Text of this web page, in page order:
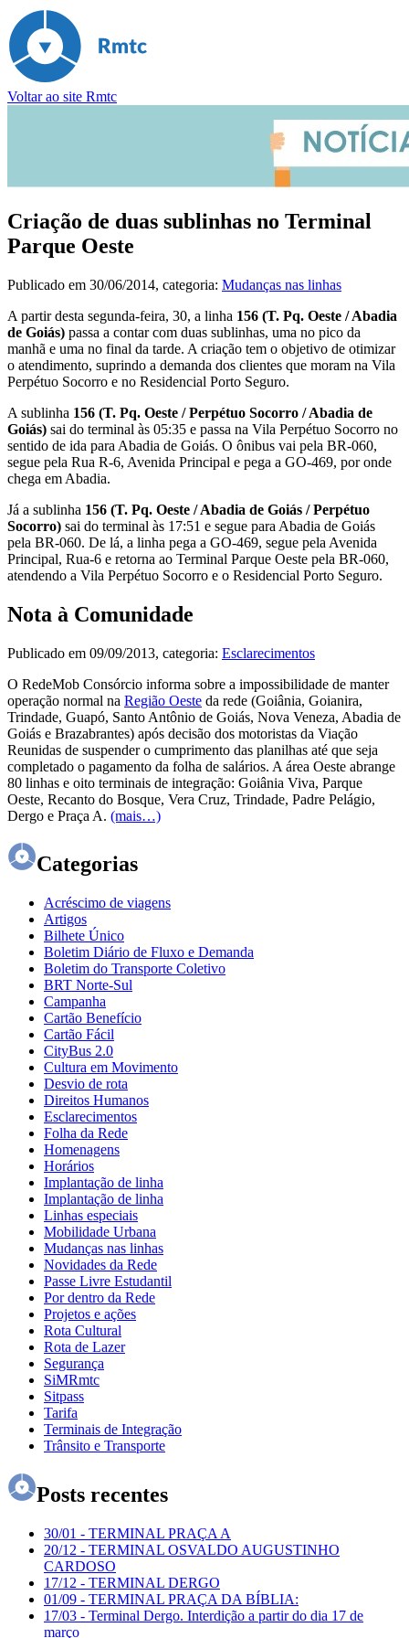
Voltar ao site Rmtc
Criação de duas sublinhas no Terminal
Parque Oeste
Publicado em 30/06/2014, categoria: Mudanças nas linhas
A partir desta segunda-feira, 30, a linha 156 (T. Pq. Oeste / Abadia
de Goiás) passa a contar com duas sublinhas, uma no pico da
manhã e uma no final da tarde. A criação tem o objetivo de otimizar
o atendimento, suprindo a demanda dos clientes que moram na Vila
Perpétuo Socorro e no Residencial Porto Seguro.
A sublinha 156 (T. Pq. Oeste / Perpétuo Socorro / Abadia de
Goiás) sai do terminal às 05:35 e passa na Vila Perpétuo Socorro no
sentido de ida para Abadia de Goiás. O ônibus vai pela BR-060,
segue pela Rua R-6, Avenida Principal e pega a GO-469, por onde
chega em Abadia.
Já a sublinha 156 (T. Pq. Oeste / Abadia de Goiás / Perpétuo
Socorro) sai do terminal às 17:51 e segue para Abadia de Goiás
pela BR-060. De lá, a linha pega a GO-469, segue pela Avenida
Principal, Rua-6 e retorna ao Terminal Parque Oeste pela BR-060,
atendendo a Vila Perpétuo Socorro e o Residencial Porto Seguro.
Nota à Comunidade
Publicado em 09/09/2013, categoria: Esclarecimentos
O RedeMob Consórcio informa sobre a impossibilidade de manter
operação normal na Região Oeste da rede (Goiânia, Goianira,
Trindade, Guapó, Santo Antônio de Goiás, Nova Veneza, Abadia de
Goiás e Brazabrantes) após decisão dos motoristas da Viação
Reunidas de suspender o cumprimento das planilhas até que seja
completado o pagamento da folha de salários. A área Oeste abrange
80 linhas e oito terminais de integração: Goiânia Viva, Parque
Oeste, Recanto do Bosque, Vera Cruz, Trindade, Padre Pelágio,
Dergo e Praça A. (mais…)
Categorias
Acréscimo de viagens
Artigos
Bilhete Único
Boletim Diário de Fluxo e Demanda
Boletim do Transporte Coletivo
BRT Norte-Sul
Campanha
Cartão Benefício
Cartão Fácil
CityBus 2.0
Cultura em Movimento
Desvio de rota
Direitos Humanos
Esclarecimentos
Folha da Rede
Homenagens
Horários
Implantação de linha
Implantação de linha
Linhas especiais
Mobilidade Urbana
Mudanças nas linhas
Novidades da Rede
Passe Livre Estudantil
Por dentro da Rede
Projetos e ações
Rota Cultural
Rota de Lazer
Segurança
SiMRmtc
Sitpass
Tarifa
Terminais de Integração
Trânsito e Transporte
Posts recentes
30/01 - TERMINAL PRAÇA A
20/12 - TERMINAL OSVALDO AUGUSTINHO
CARDOSO
17/12 - TERMINAL DERGO
01/09 - TERMINAL PRAÇA DA BÍBLIA:
17/03 - Terminal Dergo. Interdição a partir do dia 17 de
março